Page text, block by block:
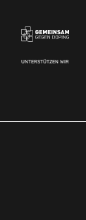
UNTERSTÜTZEN WIR